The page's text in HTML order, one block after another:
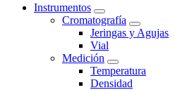
Instrumentos
Cromatografía
Jeringas y Agujas
Vial
Medición
Temperatura
Densidad